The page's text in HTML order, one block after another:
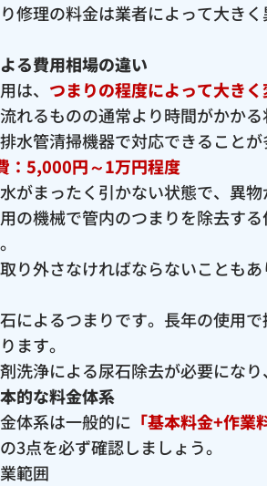
修理の料金は業者によって大き
る費用相場の違い
は、 つまりの程度によって大き
れるものの通常より時間がかか
水管清掃機器で対応できること
：5,000円～1万円程度
がまったく引かない状態で、異
の機械で管内のつまりを除去す
り外さなければならないことも
によるつまりです。長年の使用
ます。
洗浄による尿石除去が必要になり
的な料金体系
体系は一般的に 「基本料金+作業
3点を必ず確認しましょう。
範囲